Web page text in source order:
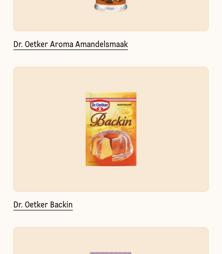
Dr. Oetker Aroma Amandelsmaak
Dr. Oetker Backin